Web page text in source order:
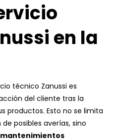
en la
técnico Zanussi es
del cliente tras la
productos. Esto no se limita
posibles averías, sino
mantenimientos